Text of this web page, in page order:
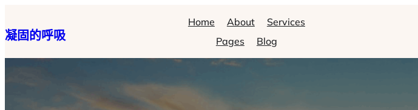
至
主
凝固的呼吸
Home About
Services
Pages
Blog